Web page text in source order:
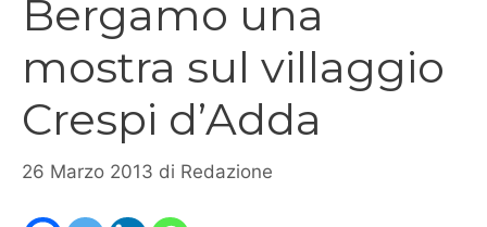
Bergamo una
mostra sul villaggio
Crespi d’Adda
26 Marzo 2013 di Redazione